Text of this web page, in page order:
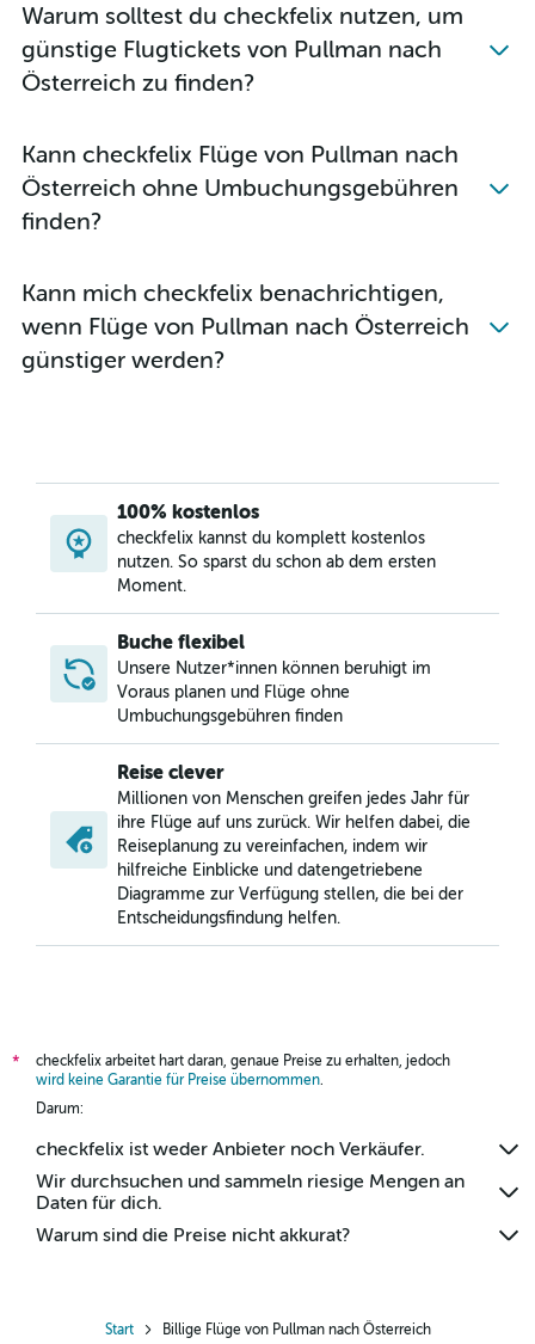
Warum solltest du checkfelix nutzen, um
günstige Flugtickets von Pullman nach
Österreich zu finden?
Kann checkfelix Flüge von Pullman nach
Österreich ohne Umbuchungsgebühren
finden?
Kann mich checkfelix benachrichtigen,
wenn Flüge von Pullman nach Österreich
günstiger werden?
100% kostenlos
checkfelix kannst du komplett kostenlos
nutzen. So sparst du schon ab dem ersten
Moment.
Buche flexibel
Unsere Nutzer*innen können beruhigt im
Voraus planen und Flüge ohne
Umbuchungsgebühren finden
Reise clever
Millionen von Menschen greifen jedes Jahr für
ihre Flüge auf uns zurück. Wir helfen dabei, die
Reiseplanung zu vereinfachen, indem wir
hilfreiche Einblicke und datengetriebene
Diagramme zur Verfügung stellen, die bei der
Entscheidungsfindung helfen.
*
checkfelix arbeitet hart daran, genaue Preise zu erhalten, jedoch
wird keine Garantie für Preise übernommen.
Darum:
checkfelix ist weder Anbieter noch Verkäufer.
Wir durchsuchen und sammeln riesige Mengen an
Daten für dich.
Warum sind die Preise nicht akkurat?
Start Billige Flüge von Pullman nach Österreich